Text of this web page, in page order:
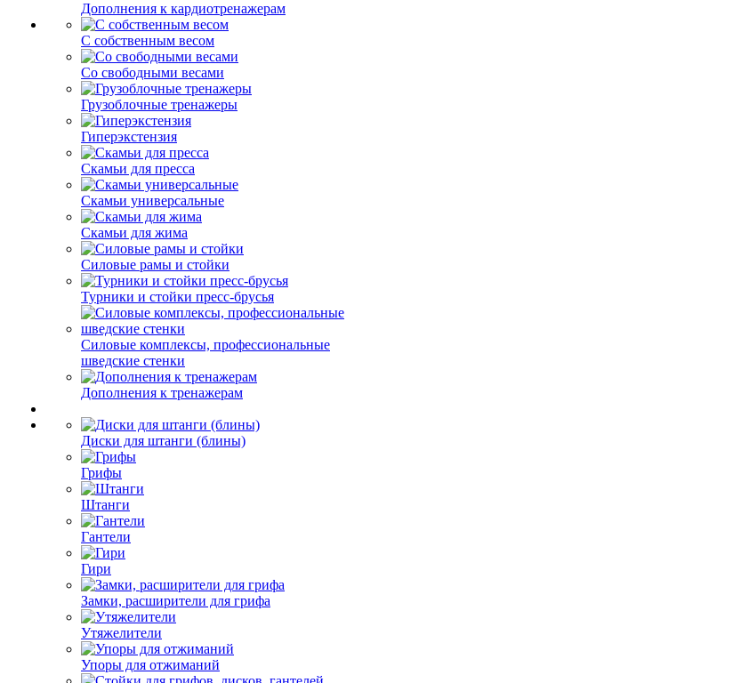
Дополнения к кардиотренажерам
С собственным весом
Со свободными весами
Грузоблочные тренажеры
Гиперэкстензия
Скамьи для пресса
Скамьи универсальные
Скамьи для жима
Силовые рамы и стойки
Турники и стойки пресс-брусья
Силовые комплексы, профессиональные
шведские стенки
Дополнения к тренажерам
Диски для штанги (блины)
Грифы
Штанги
Гантели
Гири
Замки, расширители для грифа
Утяжелители
Упоры для отжиманий